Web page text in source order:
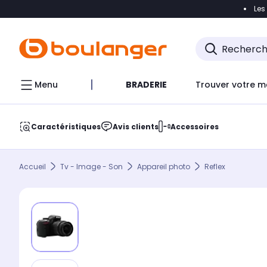
Accéder
Menu BRADERIE Trouver votre
Caractéristiques Avis clients Accessoires
Accueil Tv - Image - Son Appareil photo Reflex